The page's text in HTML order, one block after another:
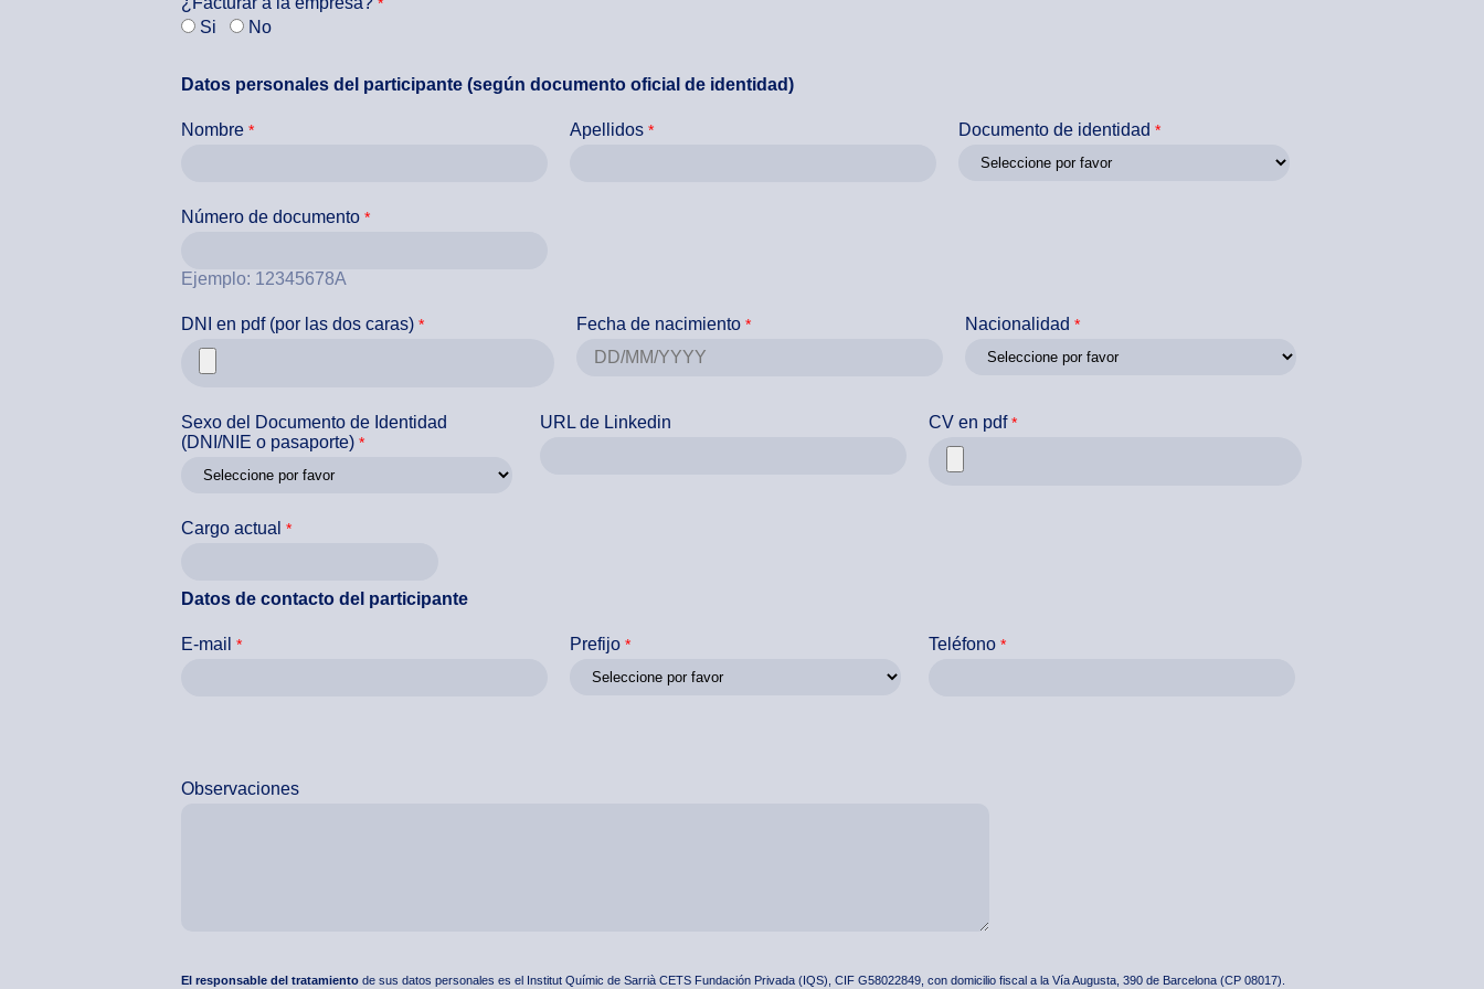
Si
No
Datos personales del participante (según documento oficial de identidad)
Nombre Apellidos Documento de identidad
Número de documento
Ejemplo: 12345678A
DNI en pdf (por las dos caras) Fecha de nacimiento Nacionalidad
Sexo del Documento de Identidad
(DNI/NIE o pasaporte)
URL de Linkedin CV en pdf
Cargo actual
Datos de contacto del participante
E-mail Prefijo Teléfono
Observaciones
El responsable del tratamientode sus datos personales es el Institut Químic de Sarrià CETS Fundación Privada (IQS), CIF G58022849, con domicilio fiscal a la Vía Augusta, 390 de Barcelona (CP 08017).